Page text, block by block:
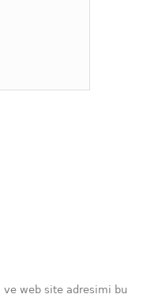
ve web site adresimi bu